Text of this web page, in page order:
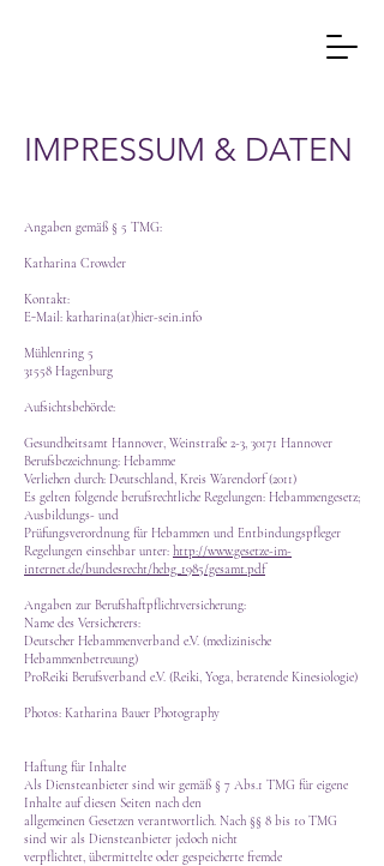
IMPRESSUM & DATEN
Angaben gemäß § 5 TMG:
Katharina Crowder
Kontakt:
E-Mail: katharina(at)hier-sein.info
Mühlenring 5
31558 Hagenburg
Aufsichtsbehörde:
Gesundheitsamt Hannover, Weinstraße 2-3, 30171 Hannover
Berufsbezeichnung: Hebamme
Verliehen durch: Deutschland, Kreis Warendorf (2011)
Es gelten folgende berufsrechtliche Regelungen: Hebammengesetz;
Ausbildungs- und
Prüfungsverordnung für Hebammen und Entbindungspfleger
Regelungen einsehbar unter: http://www.gesetze-im-
internet.de/bundesrecht/hebg_1985/gesamt.pdf
Angaben zur Berufshaftpflichtversicherung:
Name des Versicherers:
Deutscher Hebammenverband e.V. (medizinische
Hebammenbetreuung)
ProReiki Berufsverband e.V. (Reiki, Yoga, beratende Kinesiologie)
Photos: Katharina Bauer Photography
Haftung für Inhalte
Als Diensteanbieter sind wir gemäß § 7 Abs.1 TMG für eigene
Inhalte auf diesen Seiten nach den
allgemeinen Gesetzen verantwortlich. Nach §§ 8 bis 10 TMG
sind wir als Diensteanbieter jedoch nicht
verpflichtet, übermittelte oder gespeicherte fremde